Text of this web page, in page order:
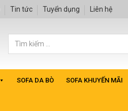
Tin tức Tuyển dụng Liên hệ
SOFA DA BÒ SOFA KHUYẾN MÃI